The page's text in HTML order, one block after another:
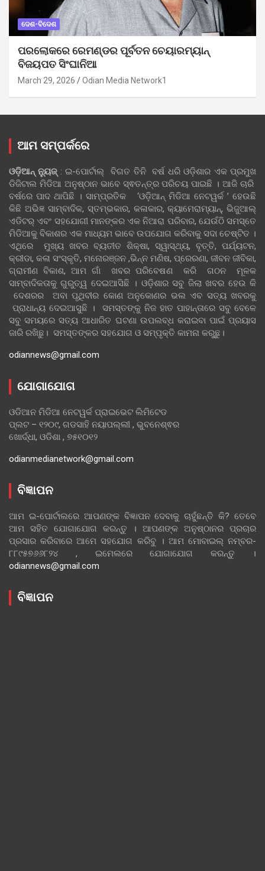
ଦେଶ-ବିଦେଶ
ପରଲୋକରେ ରେମଣ୍ଡର ପୂର୍ବତନ ଚେୟାରମ୍ୟାନ୍
ବିଜୟପତ ସିଂଘାନିଆ
March 29, 2026 Odian Media Network1
ଆମ ସମ୍ପର୍କରେ
ଓଡ଼ିଆନ୍‍ ନ୍ୟୁଜ୍‍: ଇ-ପୋର୍ଟାଲ୍ ବିଗତ ତିନି ବର୍ଷ ଧରି ଓଡ଼ିଶାର ଏକ ପ୍ରମୁଖ
ଡିଜିଟାଲ ମିଡିଆ ଅନୁଷ୍ଠାନ ଭାବେ ସ୍ଵତନ୍ତ୍ର ପରିଚୟ ପାଇଛି । ଆଜି ଚାରି
ବର୍ଷରେ ପାଦ ଥାପିଛି । ସାମ୍ପ୍ରତିକ ‘ଓଡ଼ିଆନ୍‍ ମିଡିଆ ନେଟୱର୍କ ’ ହେଉଛି
କିଛି ଅଭିଜ୍ଞ ସାମ୍ବାଦିକ, ସ୍ତମ୍ଭକାର, କଳାକାର, କ୍ୟାମେରାମ୍ୟାନ୍, ଭିଜୁଆଲ୍
ଏଡିଟର୍ ଏବଂ ସହଯୋଗୀ ମାନଙ୍କର ଏକ ନିଆରା ପରିବାର, ଯେଉଁଠି ସମସ୍ତେ
ମିଡିଆକୁ ବିକାଶର ଏକ ମାଧ୍ୟମ ଭାବେ ଉପଯୋଗ କରିବାକୁ ସଦା ଚେଷ୍ଟିତ ।
ଏଥିରେ ମୁଖ୍ୟ ଖବର ବ୍ୟତୀତ ଶିକ୍ଷା, ସ୍ୱାସ୍ଥ୍ୟ, ବୃତ୍ତି, ପର୍ଯ୍ୟଟନ,
କ୍ରୀଡା, କଳା ସଂସ୍କୃତି, ମନୋରଞ୍ଜନ ,ଭିନ୍ନ ମଣିଷ, ପ୍ରେରଣା, ଜୀବନ ଜୀବିକା,
ଗ୍ରାମୀଣ ବିକାଶ, ଆମ ଗାଁ ଖବର ପରିବେଷଣ କରି ଗଠନ ମୂଳକ
ସାମ୍ବାଦିକତାକୁ ଗୁରୁତ୍ୱ ଦେଇଆସିଛି । ଓଡ଼ିଶାର ସବୁ ଜିଲା ଖବର ହେଉ କି
ଦେଶରର ଅବା ପୃଥିବୀର କୋଣ ଅନୁକୋଣର ଭଲ ଏବ ସତ୍ୟ ଖବରକୁ
ପ୍ରାଧାନ୍ୟ ଦେଇଆସୁଛି । ସମସ୍ତଙ୍କୁ ନିଜ ହାତ ପାହାନ୍ତାରେ ସବୁ ବେଳେ
ସବୁ ସମୟରେ ସତ୍ୟ ଆଧାରିତ ଘଟଣା ଉପଲବ୍ଧ କରାଇବା ପାଇଁ ପ୍ରୟାସ
ଜାରି ରଖିଛୁ। ସମସ୍ତଙ୍କର ସହଯୋଗ ଓ ସମ୍ପୃକ୍ତି କାମନା କରୁଛୁ।
odiannews@gmail.com
ଯୋଗାଯୋଗ
ଓଡିଆନ ମିଡିଆ ନେଟୱର୍କ ପ୍ରାଇଭେଟ ଲିମିଟେଡ
ପ୍ଲଟ – ୧୨୦୯, ଗଡସାହି ନୟାପଲ୍ଲୀ , ଭୁବନେଶ୍ଵର
ଖୋର୍ଦ୍ଧା, ଓଡିଶା , ୭୫୧୦୧୨
odianmedianetwork@gmail.com
ବିଜ୍ଞାପନ
ଆମ ଇ-ପୋର୍ଟାଲରେ ଆପଣଙ୍କ ବିଜ୍ଞାପନ ଦେବାକୁ ଚାହୁଁଛନ୍ତି କି? ତେବେ
ଆମ ସହିତ ଯୋଗାଯୋଗ କରନ୍ତୁ । ଆପଣଙ୍କ ଅନୁଷ୍ଠାନର ପ୍ରଚାର
ପ୍ରସାର କରିବାରେ ଆମେ ସହଯୋଗ କରିବୁ । ଆମ ମୋବାଇଲ୍ ନମ୍ବର-
୮୮୯୫୭୬୬୮୨୪ , ଇମେଲରେ ଯୋଗାଯୋଗ କରନ୍ତୁ ।
odiannews@gmail.com
ବିଜ୍ଞାପନ